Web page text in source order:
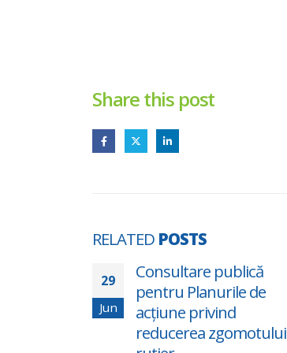
Share this post
RELATED POSTS
29
Jun
Consultare publică
pentru Planurile de
acțiune privind
reducerea zgomotului